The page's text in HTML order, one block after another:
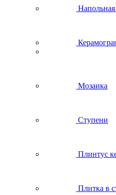
Мозаика
Ступени
Плинтус
Плитка в